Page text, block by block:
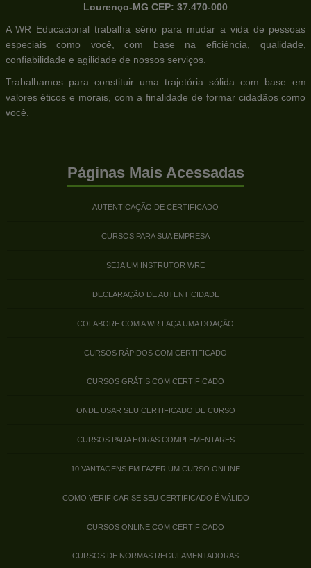
Lourenço-MG CEP: 37.470-000
A WR Educacional trabalha sério para mudar a vida de pessoas
especiais como você, com base na eficiência, qualidade,
confiabilidade e agilidade de nossos serviços.
Trabalhamos para constituir uma trajetória sólida com base em
valores éticos e morais, com a finalidade de formar cidadãos como
você.
Páginas Mais Acessadas
AUTENTICAÇÃO DE CERTIFICADO
CURSOS PARA SUA EMPRESA
SEJA UM INSTRUTOR WRE
DECLARAÇÃO DE AUTENTICIDADE
COLABORE COM A WR FAÇA UMA DOAÇÃO
CURSOS RÁPIDOS COM CERTIFICADO
CURSOS GRÁTIS COM CERTIFICADO
ONDE USAR SEU CERTIFICADO DE CURSO
CURSOS PARA HORAS COMPLEMENTARES
10 VANTAGENS EM FAZER UM CURSO ONLINE
COMO VERIFICAR SE SEU CERTIFICADO É VÁLIDO
CURSOS ONLINE COM CERTIFICADO
CURSOS DE NORMAS REGULAMENTADORAS